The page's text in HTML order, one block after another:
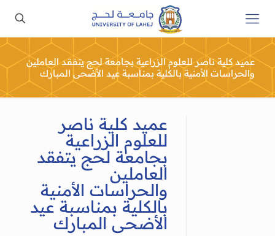
عميد كلية ناصر للعلوم الزراعية بجامعة لحج يتفقد العاملين
والحراسات الأمنية بالكلية بمناسبة عيد الأضحى المبارك
عميد كلية ناصر
للعلوم الزراعية
بجامعة لحج يتفقد
العاملين
والحراسات الأمنية
بالكلية بمناسبة عيد
الأضحى المبارك